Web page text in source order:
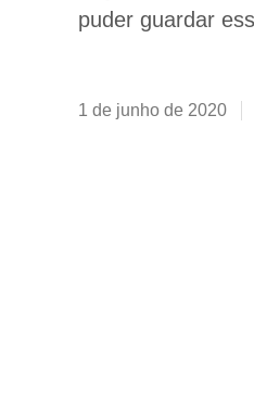
puder guardar
1 de junho de 2020